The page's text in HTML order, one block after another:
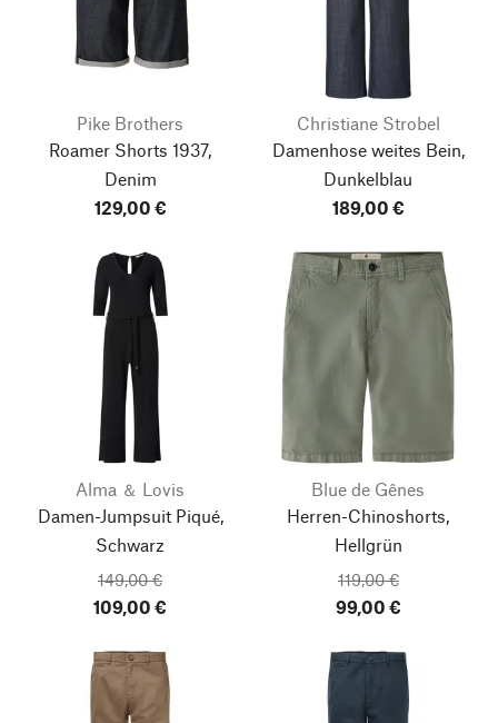
Pike Brothers
Roamer Shorts 1937,
Denim
129,00 €
Christiane Strobel
Damenhose weites Bein,
Dunkelblau
189,00 €
Alma ＆ Lovis
Damen-Jumpsuit Piqué,
Schwarz
149,00 €
109,00 €
Blue de Gênes
Herren-Chinoshorts,
Hellgrün
119,00 €
99,00 €